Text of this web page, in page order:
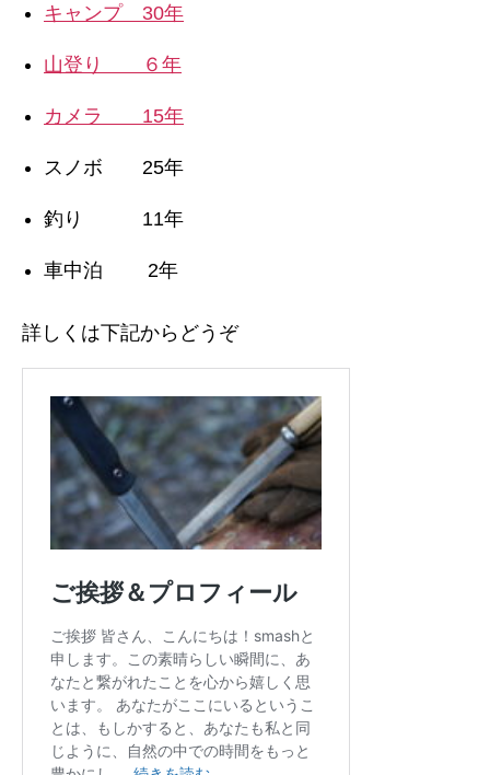
キャンプ 30年
山登り ６年
カメラ 15年
スノボ 25年
釣り 11年
車中泊 2年
詳しくは下記からどうぞ